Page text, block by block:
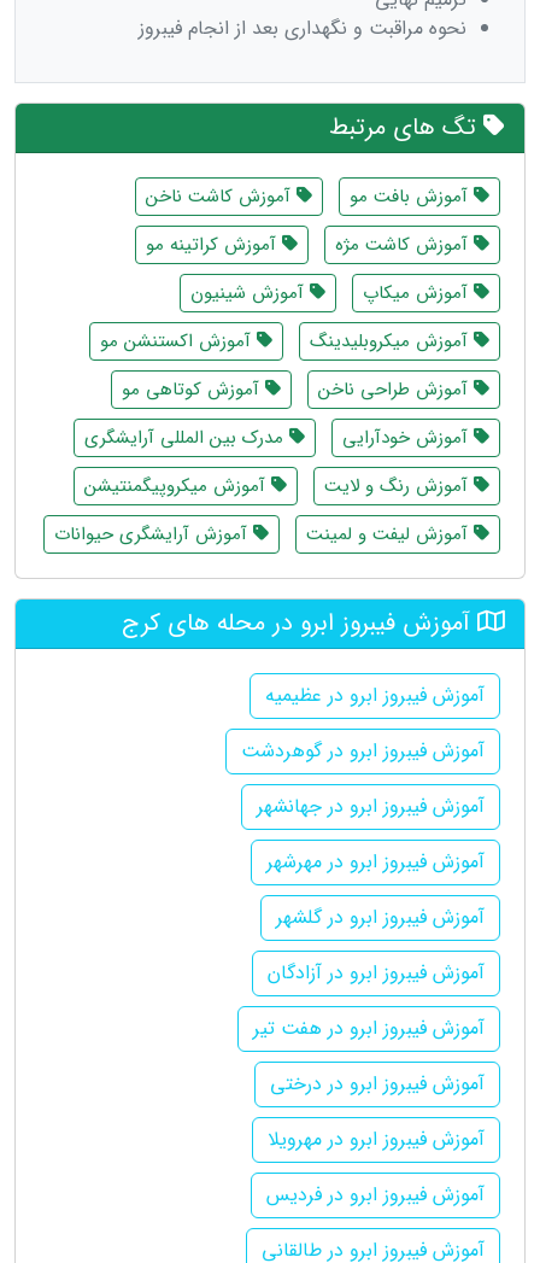
نحوه مراقبت و نگهداری بعد از انجام فیبروز
تگ های مرتبط
آموزش بافت مو
آموزش کاشت ناخن
آموزش کاشت مژه
آموزش کراتینه مو
آموزش میکاپ
آموزش شینیون
آموزش میکروبلیدینگ
آموزش اکستنشن مو
آموزش طراحی ناخن
آموزش کوتاهی مو
آموزش خودآرایی
مدرک بین المللی آرایشگری
آموزش رنگ و لایت
آموزش میکروپیگمنتیشن
آموزش لیفت و لمینت
آموزش آرایشگری حیوانات
آموزش فیبروز ابرو در محله های کرج
آموزش فیبروز ابرو در عظیمیه
آموزش فیبروز ابرو در گوهردشت
آموزش فیبروز ابرو در جهانشهر
آموزش فیبروز ابرو در مهرشهر
آموزش فیبروز ابرو در گلشهر
آموزش فیبروز ابرو در آزادگان
آموزش فیبروز ابرو در هفت تیر
آموزش فیبروز ابرو در درختی
آموزش فیبروز ابرو در مهرویلا
آموزش فیبروز ابرو در فردیس
آموزش فیبروز ابرو در طالقانی